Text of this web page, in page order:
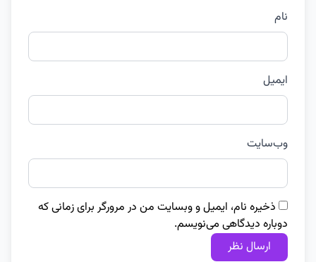
نام
ایمیل
وب‌سایت
ذخیره نام، ایمیل و وبسایت من در مرورگر برای زمانی که
دوباره دیدگاهی می‌نویسم.